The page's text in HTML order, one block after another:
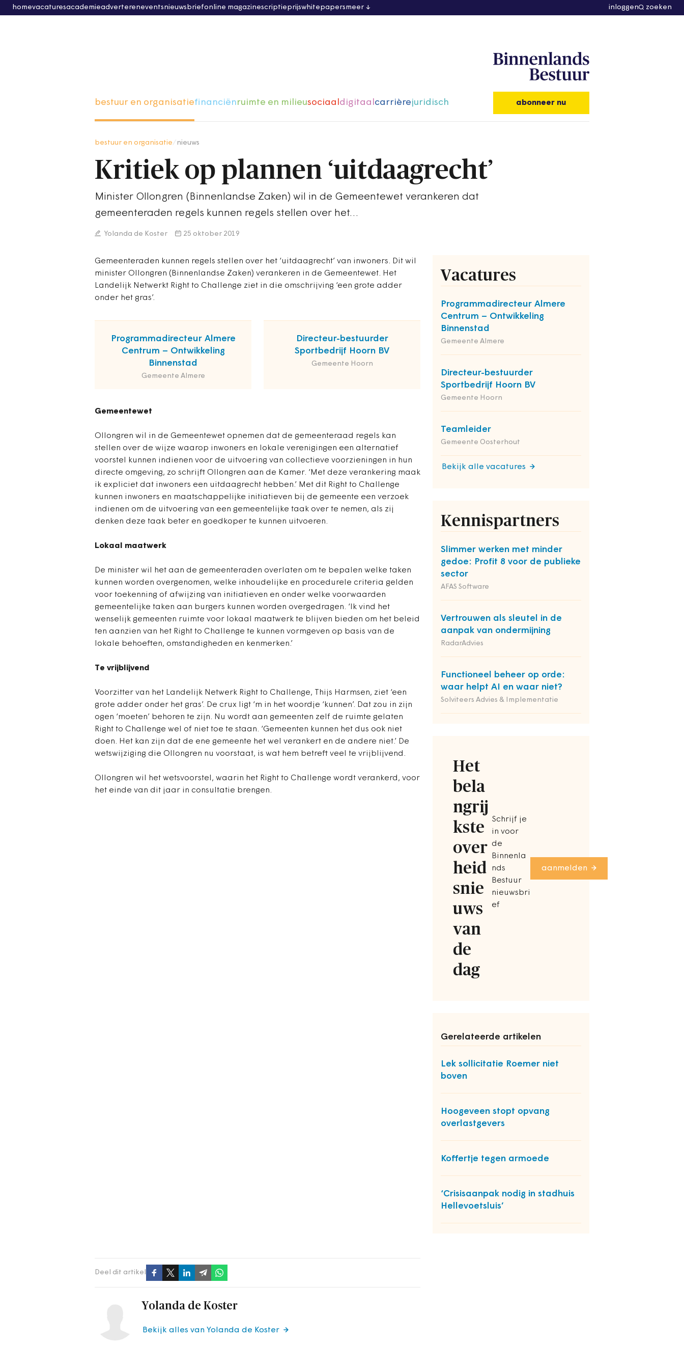
homevacaturesacademieadvertereneventsnieuwsbriefonline magazinescriptieprijswhitepapersmeer inloggen zoeken
bestuur en organisatiefinanciënruimte en milieusociaaldigitaalcarrièrejuridisch abonneer nu
bestuur en organisatie nieuws
Kritiek op plannen ‘uitdaagrecht’
Minister Ollongren (Binnenlandse Zaken) wil in de Gemeentewet verankeren dat
gemeenteraden regels kunnen regels stellen over het…
Yolanda de Koster 25 oktober 2019
Gemeenteraden kunnen regels stellen over het ‘uitdaagrecht’ van inwoners. Dit wil
minister Ollongren (Binnenlandse Zaken) verankeren in de Gemeentewet. Het
Landelijk Netwerkt Right to Challenge ziet in die omschrijving ‘een grote adder
onder het gras’.
Programmadirecteur Almere
Centrum – Ontwikkeling
Binnenstad
Gemeente Almere
Directeur-bestuurder
Sportbedrijf Hoorn BV
Gemeente Hoorn
Gemeentewet
Vacatures
Programmadirecteur Almere
Centrum – Ontwikkeling
Binnenstad
Gemeente Almere
Directeur-bestuurder
Sportbedrijf Hoorn BV
Gemeente Hoorn
Teamleider
Gemeente Oosterhout
Bekijk alle vacatures
Kennispartners
Slimmer werken met minder
gedoe: Profit 8 voor de publieke
sector
AFAS Software
Vertrouwen als sleutel in de
aanpak van ondermijning
RadarAdvies
Functioneel beheer op orde:
waar helpt AI en waar niet?
Solviteers Advies & Implementatie
Het
bela
ngrij
kste
over
heid
snie
uws
van
de
dag
Schrijf je
in voor
de
Binnenla
nds
Bestuur
nieuwsbri
ef
aanmelden
Gerelateerde artikelen
Lek sollicitatie Roemer niet
boven
Hoogeveen stopt opvang
overlastgevers
Koffertje tegen armoede
‘Crisisaanpak nodig in stadhuis
Hellevoetsluis’
Ollongren wil in de Gemeentewet opnemen dat de gemeenteraad regels kan
stellen over de wijze waarop inwoners en lokale verenigingen een alternatief
voorstel kunnen indienen voor de uitvoering van collectieve voorzieningen in hun
directe omgeving, zo schrijft Ollongren aan de Kamer. ‘Met deze verankering maak
ik expliciet dat inwoners een uitdaagrecht hebben.’ Met dit Right to Challenge
kunnen inwoners en maatschappelijke initiatieven bij de gemeente een verzoek
indienen om de uitvoering van een gemeentelijke taak over te nemen, als zij
denken deze taak beter en goedkoper te kunnen uitvoeren.
Lokaal maatwerk
De minister wil het aan de gemeenteraden overlaten om te bepalen welke taken
kunnen worden overgenomen, welke inhoudelijke en procedurele criteria gelden
voor toekenning of afwijzing van initiatieven en onder welke voorwaarden
gemeentelijke taken aan burgers kunnen worden overgedragen. ‘Ik vind het
wenselijk gemeenten ruimte voor lokaal maatwerk te blijven bieden om het beleid
ten aanzien van het Right to Challenge te kunnen vormgeven op basis van de
lokale behoeften, omstandigheden en kenmerken.’
Te vrijblijvend
Voorzitter van het Landelijk Netwerk Right to Challenge, Thijs Harmsen, ziet ‘een
grote adder onder het gras’. De crux ligt ‘m in het woordje ‘kunnen’. Dat zou in zijn
ogen ‘moeten’ behoren te zijn. Nu wordt aan gemeenten zelf de ruimte gelaten
Right to Challenge wel of niet toe te staan. ‘Gemeenten kunnen het dus ook niet
doen. Het kan zijn dat de ene gemeente het wel verankert en de andere niet.’ De
wetswijziging die Ollongren nu voorstaat, is wat hem betreft veel te vrijblijvend.
Ollongren wil het wetsvoorstel, waarin het Right to Challenge wordt verankerd, voor
het einde van dit jaar in consultatie brengen.
Deel dit artikel
Yolanda de Koster
Bekijk alles van Yolanda de Koster